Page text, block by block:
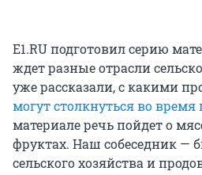
E1.RU подготовил серию
ждет разные отрасли
уже рассказали, с какими
могут столкнуться во время
материале речь пойдет о
фруктах. Наш собеседник —
сельского хозяйства и